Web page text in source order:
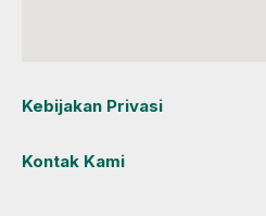
Kebijakan Privasi
Kontak Kami